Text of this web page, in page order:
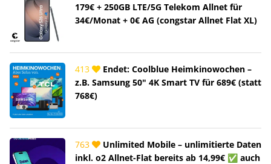
179€ + 250GB LTE/5G Telekom Allnet für
34€/Monat + 0€ AG (congstar Allnet Flat XL)
413
Endet: Coolblue Heimkinowochen –
z.B. Samsung 50" 4K Smart TV für 689€ (statt
768€)
763
Unlimited Mobile – unlimitierte Daten
inkl. o2 Allnet-Flat bereits ab 14,99€ ✅ auch